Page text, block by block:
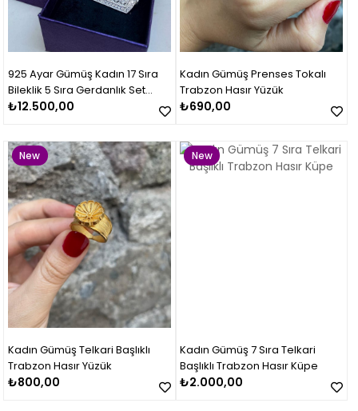
925 Ayar Gümüş Kadın 17 Sıra
Bileklik 5 Sıra Gerdanlık Set
Takımı
₺12.500,00
Kadın Gümüş Prenses Tokalı
Trabzon Hasır Yüzük
₺690,00
Kadın Gümüş Telkari Başlıklı
Trabzon Hasır Yüzük
₺800,00
New
Item
Kadın Gümüş 7 Sıra Telkari
Başlıklı Trabzon Hasır Küpe
₺2.000,00
New
Item